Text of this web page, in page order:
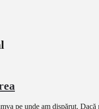
pe unde am dispărut.